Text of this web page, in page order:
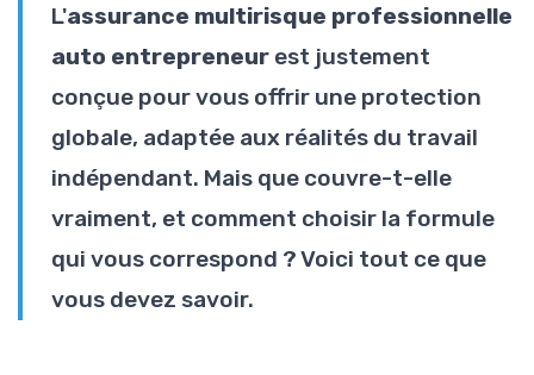
L'assurance multirisque professionnelle
auto entrepreneur est justement
conçue pour vous offrir une protection
globale, adaptée aux réalités du travail
indépendant. Mais que couvre-t-elle
vraiment, et comment choisir la formule
qui vous correspond ? Voici tout ce que
vous devez savoir.